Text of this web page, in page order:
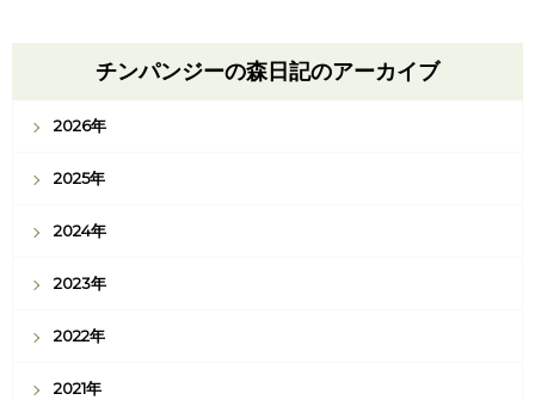
チンパンジーの森日記のアーカイブ
2026年
2025年
2024年
2023年
2022年
2021年